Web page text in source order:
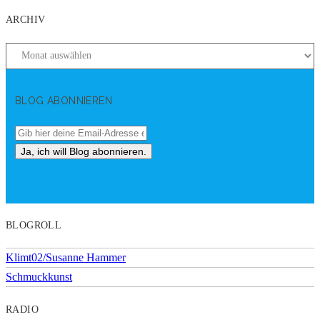
ARCHIV
BLOG ABONNIEREN
BLOGROLL
Klimt02/Susanne Hammer
Schmuckkunst
RADIO